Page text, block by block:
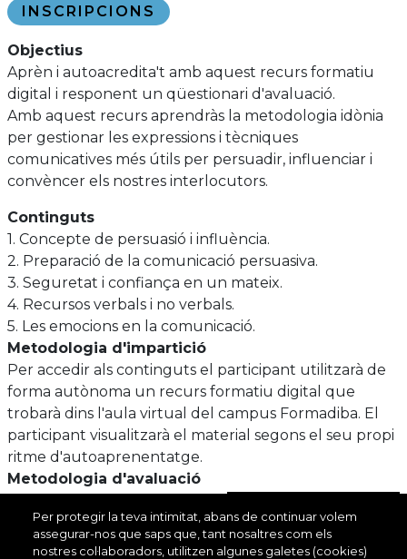
INSCRIPCIONS
Objectius
Aprèn i autoacredita't amb aquest recurs formatiu
digital i responent un qüestionari d'avaluació.
Amb aquest recurs aprendràs la metodologia idònia
per gestionar les expressions i tècniques
comunicatives més útils per persuadir, influenciar i
convèncer els nostres interlocutors.
Continguts
1. Concepte de persuasió i influència.
2. Preparació de la comunicació persuasiva.
3. Seguretat i confiança en un mateix.
4. Recursos verbals i no verbals.
5. Les emocions en la comunicació.
Metodologia d'impartició
Per accedir als continguts el participant utilitzarà de
forma autònoma un recurs formatiu digital que
trobarà dins l'aula virtual del campus Formadiba. El
participant visualitzarà el material segons el seu propi
ritme d'autoaprenentatge.
Metodologia d'avaluació
dins l'aula virtual del campus Formadiba.
Destinataris
VEURE'LS TOTS
Per protegir la teva intimitat, abans de continuar volem
assegurar-nos que saps que, tant nosaltres com els
nostres col·laboradors, utilitzen algunes galetes (cookies)